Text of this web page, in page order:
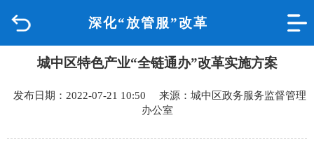
深化“放管服”改革
品质城中
新闻中心
政府信息公开
城中区特色产业“全链通办”改革实施方案
发布日期：2022-07-21 10:50 来源：城中区政务服务监督管理
办公室